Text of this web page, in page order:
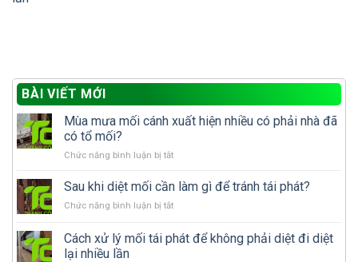
BÀI VIẾT MỚI
Mùa mưa mối cánh xuất hiện nhiều có phải nhà đã
có tổ mối?
Chức năng bình luận bị tắtở
mưa
cánh
hiện
Sau khi diệt mối cần làm gì để tránh tái phát?
Chức năng bình luận bị tắtở
khi
diệt
Cách xử lý mối tái phát để không phải diệt đi diệt
lại nhiều lần